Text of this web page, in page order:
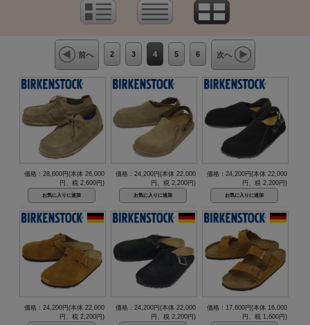
前へ 2 3 4 5 6 次へ
価格：28,600円(本体 26,000
円、税 2,600円)
価格：24,200円(本体 22,000
円、税 2,200円)
価格：24,200円(本体 22,000
円、税 2,200円)
価格：24,200円(本体 22,000
円、税 2,200円)
価格：24,200円(本体 22,000
円、税 2,200円)
価格：17,600円(本体 16,000
円、税 1,600円)